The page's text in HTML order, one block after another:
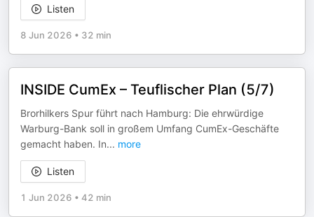
Listen
8 Jun 2026 • 32 min
INSIDE CumEx – Teuflischer Plan (5/7)
Brorhilkers Spur führt nach Hamburg: Die ehrwürdige
Warburg-Bank soll in großem Umfang CumEx-Geschäfte
gemacht haben. In... more
Listen
1 Jun 2026 • 42 min